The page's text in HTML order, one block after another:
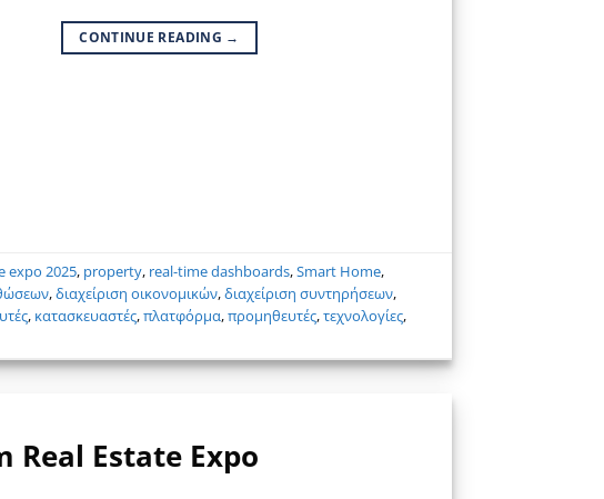
CONTINUE READING →
expo 2025, property, real-time dashboards,Smart Home,
,διαχείριση οικονομικών,διαχείριση συντηρήσεων,
, κατασκευαστές,πλατφόρμα,προμηθευτές,τεχνολογίες,
Real Estate Expo